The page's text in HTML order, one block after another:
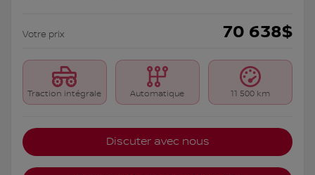
Votre prix 70 638$
Traction intégrale Automatique 11 500 km
Discuter avec nous